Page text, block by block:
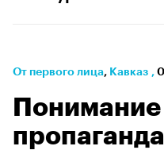
От первого лица⁠, Кавказ ,
Понимание